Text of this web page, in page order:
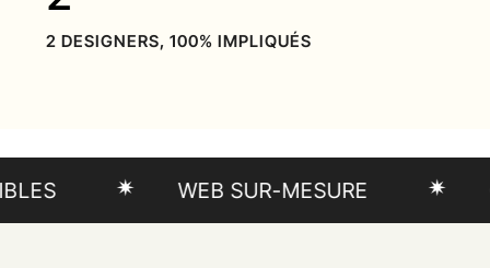
2 DESIGNERS, 100% IMPLIQUÉS
WEB SUR-MESURE